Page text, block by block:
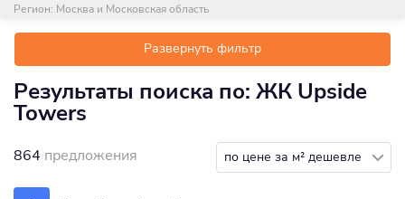
Регион: Москва и Московская область
Развернуть фильтр
Результаты поиска по: ЖК Upside
Towers
864 предложения по цене за м² дешевле